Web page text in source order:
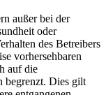
außer bei der
oder
des Betreibers
vorhersehbaren
auf die
begrenzt. Dies gilt